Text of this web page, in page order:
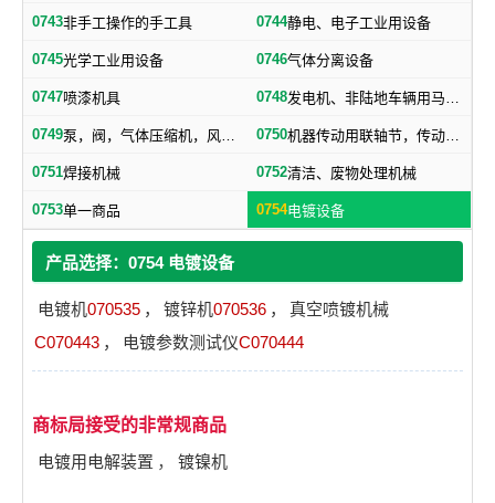
0743非手工操作的手工具 0744静电、电子工业用设备
0745光学工业用设备 0746气体分离设备
0747喷漆机具 0748 发电机、非陆地车辆用马达和引擎及其零部件
0749 泵，阀，气体压缩机，风机，，液压元件，气动元件 0750 机器传动用联轴节，传动带及其他机器零部件
0751焊接机械 0752清洁、废物处理机械
0753单一商品 0754电镀设备
产品选择：0754 电镀设备
电镀机070535 ， 镀锌机070536 ，
真空喷镀机械
C070443 ， 电镀参数测试仪C070444
商标局接受的非常规商品
电镀用电解装置 ， 镀镍机